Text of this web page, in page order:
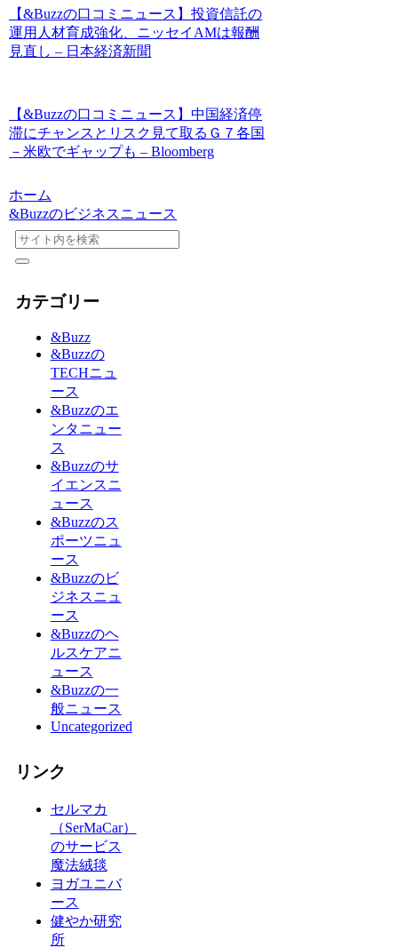
【&Buzzの口コミニュース】投資信託の
運用人材育成強化、ニッセイAMは報酬
見直し – 日本経済新聞
【&Buzzの口コミニュース】中国経済停
滞にチャンスとリスク見て取るＧ７各国
－米欧でギャップも – Bloomberg
ホーム
&Buzzのビジネスニュース
カテゴリー
&Buzz
&Buzzの
TECHニュ
ース
&Buzzのエ
ンタニュー
ス
&Buzzのサ
イエンスニ
ュース
&Buzzのス
ポーツニュ
ース
&Buzzのビ
ジネスニュ
ース
&Buzzのヘ
ルスケアニ
ュース
&Buzzの一
般ニュース
Uncategorized
リンク
セルマカ
（SerMaCar）
のサービス
魔法絨毯
ヨガユニバ
ース
健やか研究
所